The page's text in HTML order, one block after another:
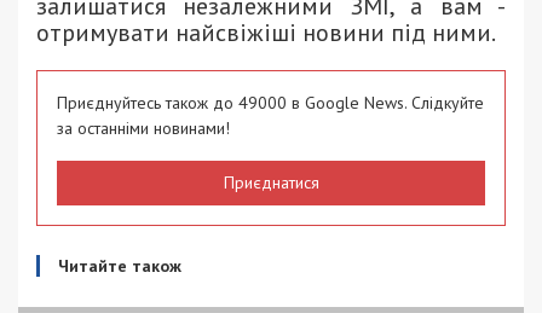
отримувати найсвіжіші новини під ними.
Приєднуйтесь також до 49000 в Google News. Слідкуйте
за останніми новинами!
Приєднатися
Читайте також